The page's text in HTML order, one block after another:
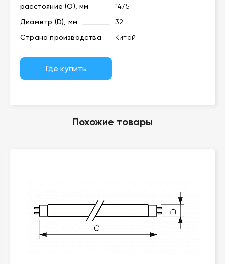
расстояние (O), мм
1475
Диаметр (D), мм
32
Страна производства
Китай
Где купить
Похожие товары